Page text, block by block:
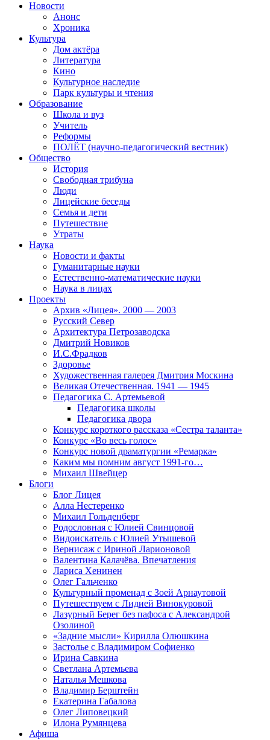
Новости
Анонс
Хроника
Культура
Дом актёра
Литература
Кино
Культурное наследие
Парк культуры и чтения
Образование
Школа и вуз
Учитель
Реформы
ПОЛЁТ (научно-педагогический вестник)
Общество
История
Свободная трибуна
Люди
Лицейские беседы
Семья и дети
Путешествие
Утраты
Наука
Новости и факты
Гуманитарные науки
Естественно-математические науки
Наука в лицах
Проекты
Архив «Лицея». 2000 — 2003
Русский Север
Архитектура Петрозаводска
Дмитрий Новиков
И.С.Фрадков
Здоровье
Художественная галерея Дмитрия Москина
Великая Отечественная. 1941 — 1945
Педагогика С. Артемьевой
Педагогика школы
Педагогика двора
Конкурс короткого рассказа «Сестра таланта»
Конкурс «Во весь голос»
Конкурс новой драматургии «Ремарка»
Каким мы помним август 1991-го…
Михаил Швейцер
Блоги
Блог Лицея
Алла Нестеренко
Михаил Гольденберг
Родословная с Юлией Свинцовой
Видоискатель с Юлией Утышевой
Вернисаж с Ириной Ларионовой
Валентина Калачёва. Впечатления
Лариса Хенинен
Олег Гальченко
Культурный променад с Зоей Арнаутовой
Путешествуем с Лидией Винокуровой
Лазурный Берег без пафоса с Александрой
Озолиной
«Задние мысли» Кирилла Олюшкина
Застолье с Владимиром Софиенко
Ирина Савкина
Светлана Артемьева
Наталья Мешкова
Владимир Берштейн
Екатерина Габалова
Олег Липовецкий
Илона Румянцева
Афиша